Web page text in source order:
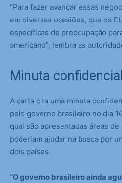
“Para fazer avançar essas
em diversas ocasiões, que os
específicas de preocupação
americano”, lembra as
Minuta confidencial
A carta cita uma minuta
pelo governo brasileiro no dia
qual são apresentadas áreas de
poderiam ajudar na busca por
dois países.
“O governo brasileiro ainda